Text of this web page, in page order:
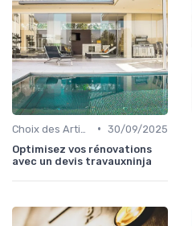
• 30/09/2025
Optimisez vos rénovations
avec un devis travauxninja